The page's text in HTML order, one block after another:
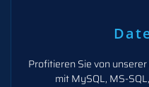
Profitieren Sie von
mit MySQL, MS-